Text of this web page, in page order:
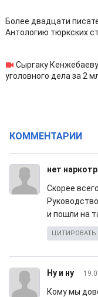
Более двадцати
Антологию тюркских
Сыргаку
уголовного дела за 2
КОММЕНТАРИИ
нет
Скорее
и пошли на
ЦИТИРОВАТЬ
Ну и ну
Кому мы